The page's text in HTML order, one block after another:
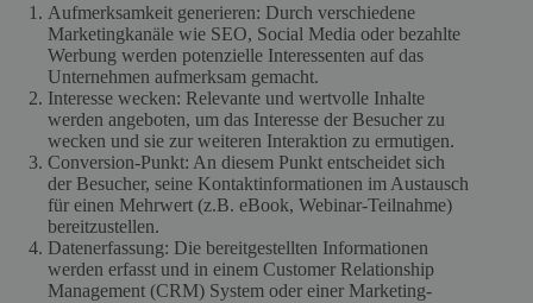
Aufmerksamkeit generieren: Durch verschiedene
Marketingkanäle wie SEO, Social Media oder bezahlte
Werbung werden potenzielle Interessenten auf das
Unternehmen aufmerksam gemacht.
Interesse wecken: Relevante und wertvolle Inhalte
werden angeboten, um das Interesse der Besucher zu
wecken und sie zur weiteren Interaktion zu ermutigen.
Conversion-Punkt: An diesem Punkt entscheidet sich
der Besucher, seine Kontaktinformationen im Austausch
für einen Mehrwert (z.B. eBook, Webinar-Teilnahme)
bereitzustellen.
Datenerfassung: Die bereitgestellten Informationen
werden erfasst und in einem Customer Relationship
Management (CRM) System oder einer Marketing-